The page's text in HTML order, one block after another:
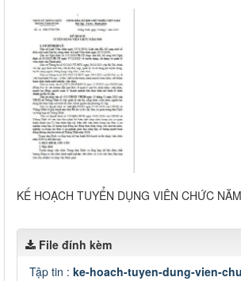
KẾ HOẠCH TUYỂN DỤNG VIÊN CHỨC
File đính kèm
Tập tin : ke-hoach-tuyen-dung-vien-